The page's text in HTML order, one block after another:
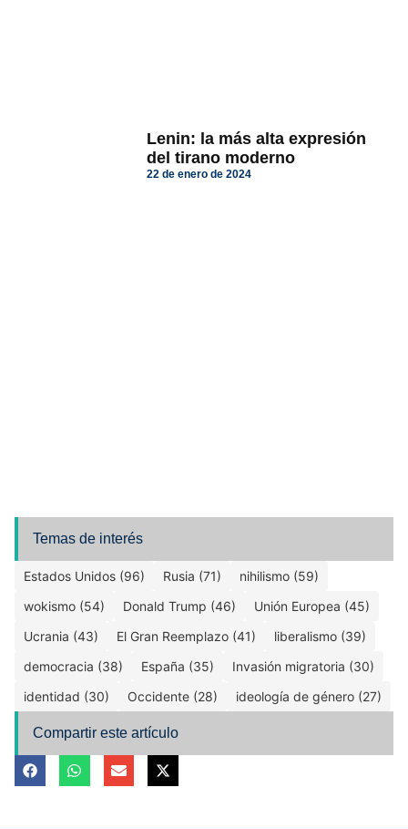
Lenin: la más alta expresión
del tirano moderno
22 de enero de 2024
Temas de interés
Estados Unidos (96) Rusia (71)
nihilismo (59)
wokismo (54)
Donald Trump (46)
Unión Europea (45)
Ucrania (43)
El Gran Reemplazo (41)
liberalismo (39)
democracia (38)
España (35)
Invasión migratoria (30)
identidad (30)
Occidente (28) ideología de género (27)
Compartir este artículo